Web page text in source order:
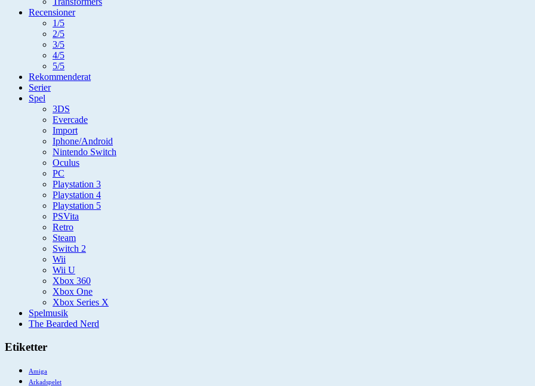
Recensioner
1/5
2/5
3/5
4/5
5/5
Rekommenderat
Serier
Spel
3DS
Evercade
Import
Iphone/Android
Nintendo Switch
Oculus
PC
Playstation 3
Playstation 4
Playstation 5
PSVita
Retro
Steam
Switch 2
Wii
Wii U
Xbox 360
Xbox One
Xbox Series X
Spelmusik
The Bearded Nerd
Etiketter
Amiga
Arkadspelet